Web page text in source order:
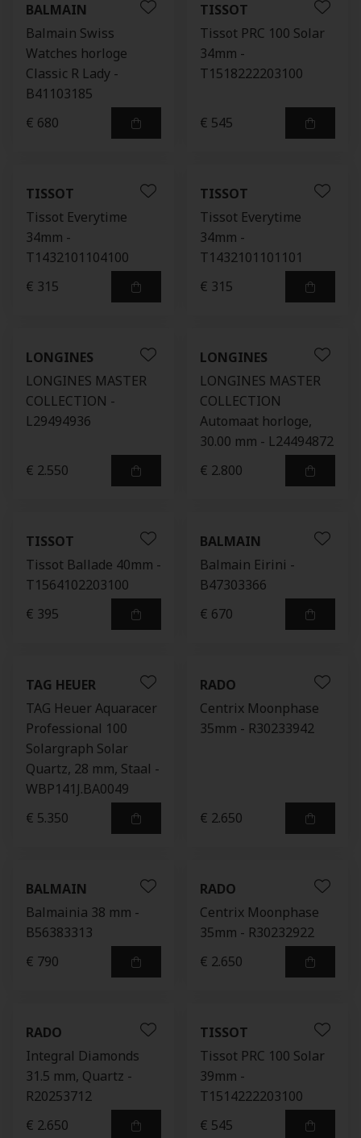
BALMAIN
Balmain Swiss
Watches horloge
Classic R Lady -
B41103185
€ 680
TISSOT
Tissot PRC 100 Solar
34mm -
T1518222203100
€ 545
TISSOT
Tissot Everytime
34mm -
T1432101104100
€ 315
TISSOT
Tissot Everytime
34mm -
T1432101101101
€ 315
LONGINES
LONGINES MASTER
COLLECTION -
L29494936
€ 2.550
LONGINES
LONGINES MASTER
COLLECTION
Automaat horloge,
30.00 mm - L24494872
€ 2.800
TISSOT
Tissot Ballade 40mm -
T1564102203100
€ 395
BALMAIN
Balmain Eirini -
B47303366
€ 670
TAG HEUER
TAG Heuer Aquaracer
Professional 100
Solargraph Solar
Quartz, 28 mm, Staal -
WBP141J.BA0049
€ 5.350
RADO
Centrix Moonphase
35mm - R30233942
€ 2.650
BALMAIN
Balmainia 38 mm -
B56383313
€ 790
RADO
Centrix Moonphase
35mm - R30232922
€ 2.650
RADO
Integral Diamonds
31.5 mm, Quartz -
R20253712
€ 2.650
TISSOT
Tissot PRC 100 Solar
39mm -
T1514222203100
€ 545